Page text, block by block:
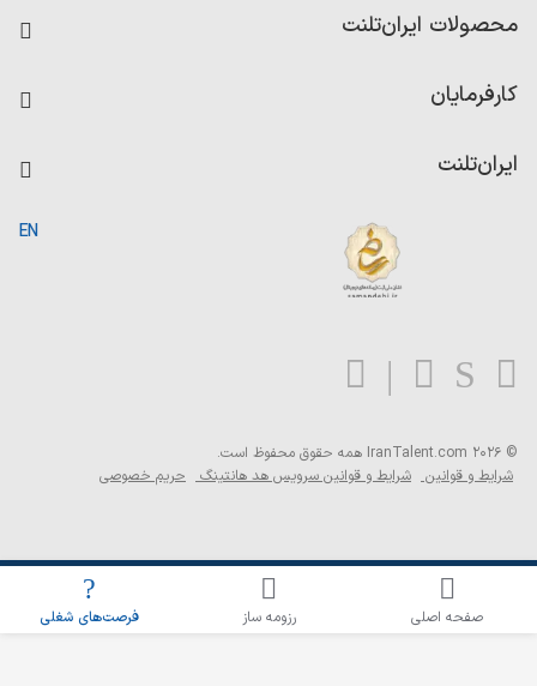
اطلاع‌رسانی شغلی را برای این جستجو فعال کنید
رزومه ساز
امتیاز شرکت‌ها
محصولات ایران‌تلنت
کاردیکس
کارفرمایان
ایران‌تلنت
بلاگ
EN
© 2026 IranTalent.com
همه حقوق محفوظ است.
شرایط و قوانین شرایط و قوانین سرویس هد هانتینگ حریم خصوصی
صفحه اصلی رزومه ساز فرصت‌های شغلی